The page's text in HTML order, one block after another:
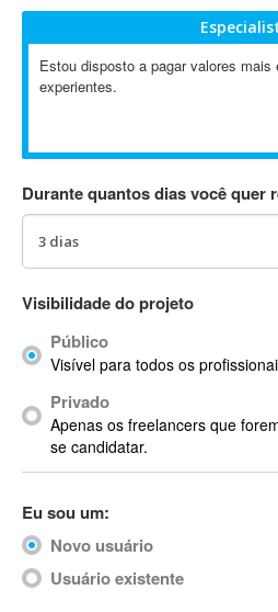
Ableton Push
Abstract
AC3
ACID Pro
ACPI
Acrobat
Acrobat X
Acronis
ACT
Actimize
ActionScript
ActionScript 3
Estou disposto a pagar valores mais
experientes.
Durante quantos dias você quer
Visibilidade do projeto
Público
Visível para todos os
Privado
Apenas os freelancers que
se candidatar.
Eu sou um:
Novo usuário
Usuário existente